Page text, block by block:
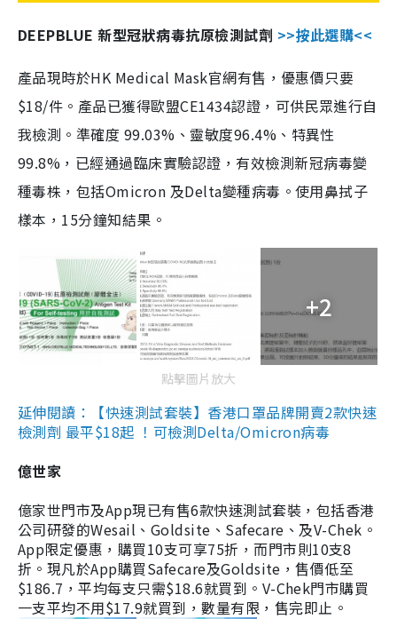
DEEPBLUE 新型冠狀病毒抗原檢測試劑 >>按此選購<<
產品現時於HK Medical Mask官網有售，優惠價只要
$18/件。產品已獲得歐盟CE1434認證，可供民眾進行自
我檢測。準確度 99.03%、靈敏度96.4%、特異性
99.8%，已經通過臨床實驗認證，有效檢測新冠病毒變
種毒株，包括Omicron 及Delta變種病毒。使用鼻拭子
樣本，15分鐘知結果。
+2
點擊圖片放大
延伸閱讀：【快速測試套裝】香港口罩品牌開賣2款快速
檢測劑 最平$18起 ！可檢測Delta/Omicron病毒
億世家
億家世門市及App現已有售6款快速測試套裝，包括香港
公司研發的Wesail、Goldsite、Safecare、及V-Chek。
App限定優惠，購買10支可享75折，而門市則10支8
折。現凡於App購買Safecare及Goldsite，售價低至
$186.7，平均每支只需$18.6就買到。V-Chek門市購買
一支平均不用$17.9就買到，數量有限，售完即止。